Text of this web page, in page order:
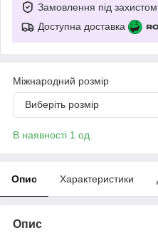
Замовлення під захистом
Доступна доставка
Міжнародний розмір
Виберіть розмір
В наявності 1 од.
Опис Характеристики
Опис